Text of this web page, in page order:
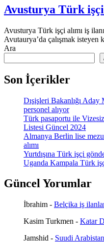
Avusturya Türk işçi
Avusturya Türk işçi alımı iş
Avutaurya’da çalışmak
Ara
Son İçerikler
Dışişleri Bakanlığı Aday
personel alıyor
Türk pasaportu ile
Listesi Güncel 2024
Almanya Berlin lise
alımı
Yurtdışına Türk işçi
Uganda Kampala Türk
Güncel Yorumlar
İbrahim - Belçika iş
Kasim Turkmen - Katar
Jamshid - Suudi